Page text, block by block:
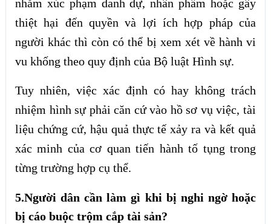
nhằm xúc phạm danh dự, nhân phẩm hoặc gây
thiệt hại đến quyền và lợi ích hợp pháp của
người khác thì còn có thể bị xem xét về hành vi
vu khống theo quy định của Bộ luật Hình sự.
Tuy nhiên, việc xác định có hay không trách
nhiệm hình sự phải căn cứ vào hồ sơ vụ việc, tài
liệu chứng cứ, hậu quả thực tế xảy ra và kết quả
xác minh của cơ quan tiến hành tố tụng trong
từng trường hợp cụ thể.
5.Người dân cần làm gì khi bị nghi ngờ hoặc
bị cáo buộc trộm cắp tài sản?